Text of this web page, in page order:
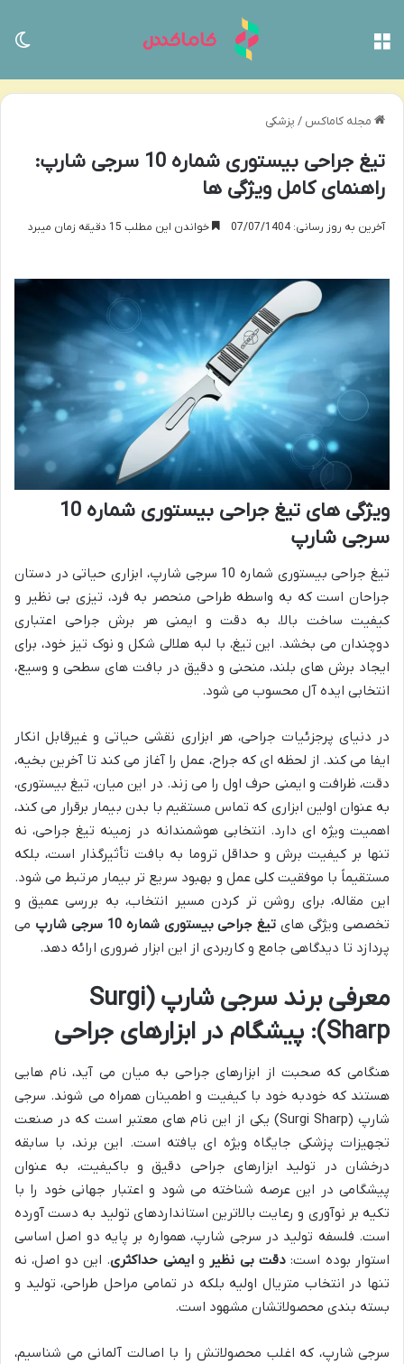
مجله کاماکس / پزشکی
تیغ جراحی بیستوری شماره 10 سرجی شارپ:
راهنمای کامل ویژگی ها
آخرین به روز رسانی: 07/07/1404 خواندن این مطلب 15 دقیقه زمان میبرد
ویژگی های تیغ جراحی بیستوری شماره 10
سرجی شارپ
تیغ جراحی بیستوری شماره 10 سرجی شارپ، ابزاری حیاتی در دستان
جراحان است که به واسطه طراحی منحصر به فرد، تیزی بی نظیر و
کیفیت ساخت بالا، به دقت و ایمنی هر برش جراحی اعتباری
دوچندان می بخشد. این تیغ، با لبه هلالی شکل و نوک تیز خود، برای
ایجاد برش های بلند، منحنی و دقیق در بافت های سطحی و وسیع،
انتخابی ایده آل محسوب می شود.
در دنیای پرجزئیات جراحی، هر ابزاری نقشی حیاتی و غیرقابل انکار
ایفا می کند. از لحظه ای که جراح، عمل را آغاز می کند تا آخرین بخیه،
دقت، ظرافت و ایمنی حرف اول را می زند. در این میان، تیغ بیستوری،
به عنوان اولین ابزاری که تماس مستقیم با بدن بیمار برقرار می کند،
اهمیت ویژه ای دارد. انتخابی هوشمندانه در زمینه تیغ جراحی، نه
تنها بر کیفیت برش و حداقل تروما به بافت تأثیرگذار است، بلکه
مستقیماً با موفقیت کلی عمل و بهبود سریع تر بیمار مرتبط می شود.
این مقاله، برای روشن تر کردن مسیر انتخاب، به بررسی عمیق و
تخصصی ویژگی های تیغ جراحی بیستوری شماره 10 سرجی شارپ
می
پردازد تا دیدگاهی جامع و کاربردی از این ابزار ضروری ارائه دهد.
معرفی برند سرجی شارپ (Surgi
Sharp): پیشگام در ابزارهای جراحی
هنگامی که صحبت از ابزارهای جراحی به میان می آید، نام هایی
هستند که خودبه خود با کیفیت و اطمینان همراه می شوند. سرجی
شارپ (Surgi Sharp) یکی از این نام های معتبر است که در صنعت
تجهیزات پزشکی جایگاه ویژه ای یافته است. این برند، با سابقه
درخشان در تولید ابزارهای جراحی دقیق و باکیفیت، به عنوان
پیشگامی در این عرصه شناخته می شود و اعتبار جهانی خود را با
تکیه بر نوآوری و رعایت بالاترین استانداردهای تولید به دست آورده
است. فلسفه تولید در سرجی شارپ، همواره بر پایه دو اصل اساسی
استوار بوده است: دقت بی نظیر وایمنی حداکثری. این دو اصل، نه
تنها در انتخاب متریال اولیه بلکه در تمامی مراحل طراحی، تولید و
بسته بندی محصولاتشان مشهود است.
سرجی شارپ، که اغلب محصولاتش را با اصالت آلمانی می شناسیم،